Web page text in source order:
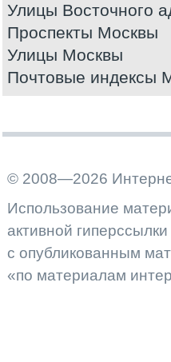
Улицы Восточного
Проспекты Москвы
Улицы Москвы
Почтовые индексы
© 2008—2026
Использование
активной
с опубликованным
«по материалам